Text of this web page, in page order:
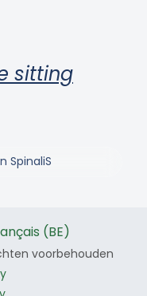
sitting
SpinaliS
voorbehouden
(BE)